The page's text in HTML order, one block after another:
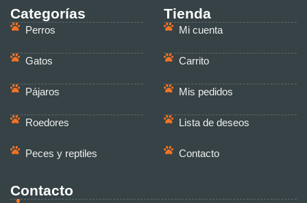
Categorías
Perros
Gatos
Pájaros
Roedores
Peces y reptiles
Tienda
Mi cuenta
Carrito
Mis pedidos
Lista de deseos
Contacto
Contacto